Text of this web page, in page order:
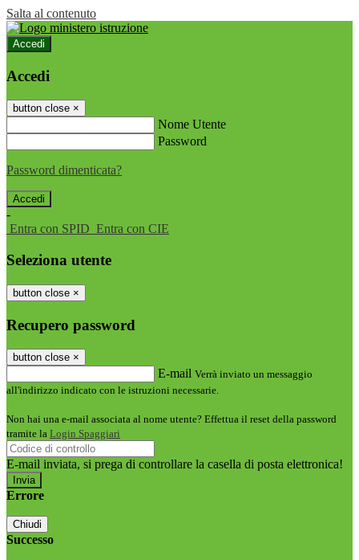
Salta al contenuto
Accedi
Accedi
button close ×
Nome Utente
Password
Password dimenticata?
-
Entra con SPID Entra con CIE
Seleziona utente
button close ×
Recupero password
button close ×
E-mail Verrà inviato un messaggio
all'indirizzo indicato con le istruzioni necessarie.
Non hai una e-mail associata al nome utente? Effettua il reset della password
tramite la Login Spaggiari
E-mail inviata, si prega di controllare la casella di posta elettronica!
Errore
Chiudi
Successo